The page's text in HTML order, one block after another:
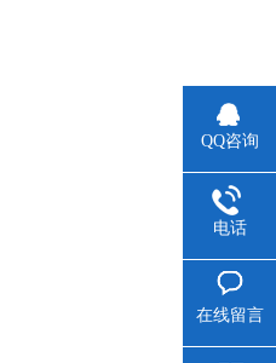
QQ咨询
电话
在线留言